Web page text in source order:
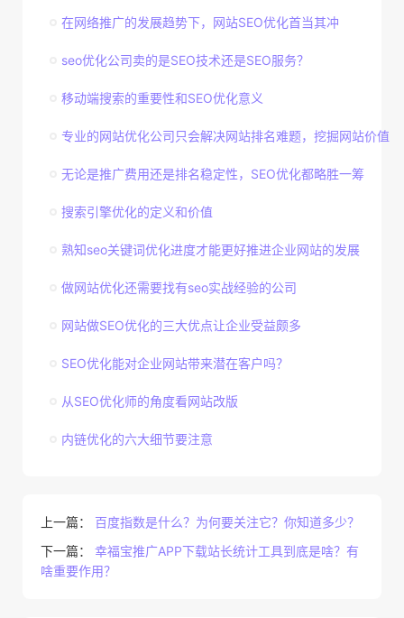
在网络推广的发展趋势下，网站SEO优化首当其冲
seo优化公司卖的是SEO技术还是SEO服务？
移动端搜索的重要性和SEO优化意义
专业的网站优化公司只会解决网站排名难题，挖掘网站价值
无论是推广费用还是排名稳定性，SEO优化都略胜一筹
搜索引擎优化的定义和价值
熟知seo关键词优化进度才能更好推进企业网站的发展
做网站优化还需要找有seo实战经验的公司
网站做SEO优化的三大优点让企业受益颇多
SEO优化能对企业网站带来潜在客户吗？
从SEO优化师的角度看网站改版
内链优化的六大细节要注意
上一篇： 百度指数是什么？为何要关注它？你知道多少？
下一篇： 幸福宝推广APP下载站长统计工具到底是啥？有
啥重要作用？